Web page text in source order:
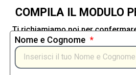
COMPILA IL MODULO
Ti richiamiamo noi per
Nome e Cognome